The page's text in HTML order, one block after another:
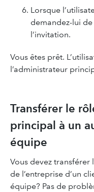
Lorsque
demandez-lui
l’invitation.
Vous êtes prêt.
l’administrateur
Transférer le
principal à un
équipe
Vous devez transférer
de l’entreprise d’un
équipe? Pas de